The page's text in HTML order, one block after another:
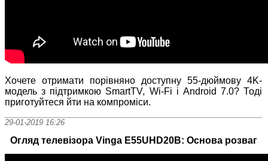
Хочете отримати порівняно доступну 55-дюймову 4K-
модель з підтримкою SmartTV, Wi-Fi і Android 7.0? Тоді
приготуйтеся йти на компроміси.
29-01-2019 16:26
Огляд телевізора Vinga E55UHD20B: Основа розваг